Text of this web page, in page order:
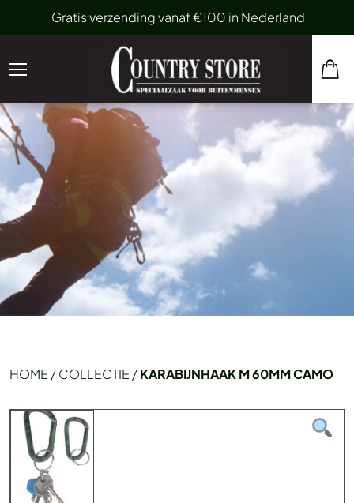
Gratis verzending vanaf €100 in Nederland
HOME /COLLECTIE /KARABIJNHAAK M 60MM CAMO